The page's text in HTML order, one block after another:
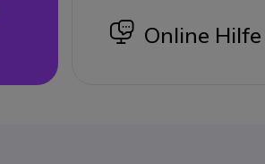
icon
Online Hilfe